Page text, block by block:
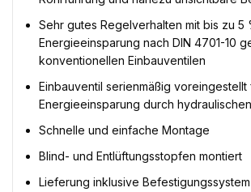
Sehr gutes Regelverhalten mit bis zu 5
Energieeinsparung nach DIN 4701-10
konventionellen Einbauventilen
Einbauventil serienmäßig voreingestellt
Energieeinsparung durch
Schnelle und einfache Montage
Blind- und Entlüftungsstopfen montiert
Lieferung inklusive Befestigungssystem